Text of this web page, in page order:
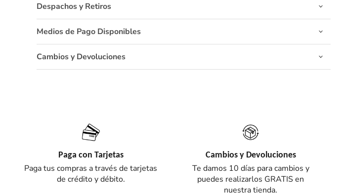
Despachos y Retiros
Medios de Pago Disponibles
Cambios y Devoluciones
Paga con Tarjetas
Paga tus compras a través de tarjetas
de crédito y débito.
Cambios y Devoluciones
Te damos 10 días para cambios y
puedes realizarlos GRATIS en
nuestra tienda.